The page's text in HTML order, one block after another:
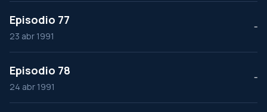
Episodio 77
23 abr 1991
--
Episodio 78
24 abr 1991
--